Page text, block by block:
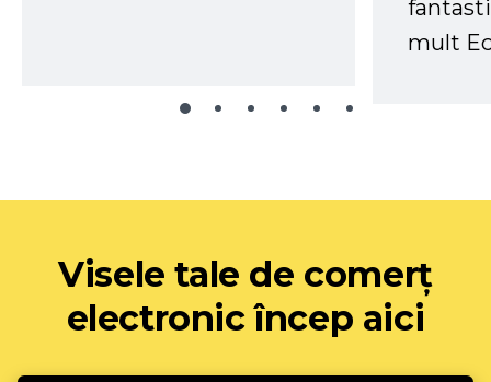
mult
Visele tale de comerț
electronic încep aici